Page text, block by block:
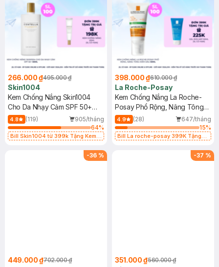
266.000 ₫495.000 ₫
Skin1004
Kem Chống Nắng Skin1004
Cho Da Nhạy Cảm SPF 50+
50ml
4.8 (119)
905/tháng
64%
Bill Skin1004 từ 399k Tặng Kem
398.000 ₫610.000 ₫
La Roche-Posay
Kem Chống Nắng La Roche-
Posay Phổ Rộng, Nâng Tông
Kiềm Dầu 50ml
4.9 (28)
647/tháng
15%
Bill La roche-posay 399K Tặng
-36 %
449.000 ₫702.000 ₫
-37 %
351.000 ₫560.000 ₫